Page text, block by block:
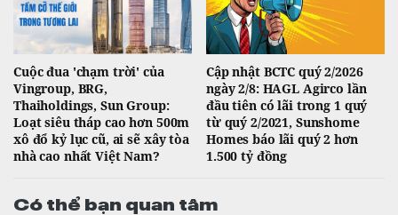
Cuộc đua 'chạm trời' của
Vingroup, BRG,
Thaiholdings, Sun Group:
Loạt siêu tháp cao hơn 500m
xô đổ kỷ lục cũ, ai sẽ xây tòa
nhà cao nhất Việt Nam?
Cập nhật BCTC quý 2/2026
ngày 2/8: HAGL Agirco lần
đầu tiên có lãi trong 1 quý
từ quý 2/2021, Sunshome
Homes báo lãi quý 2 hơn
1.500 tỷ đồng
Có thể bạn quan tâm